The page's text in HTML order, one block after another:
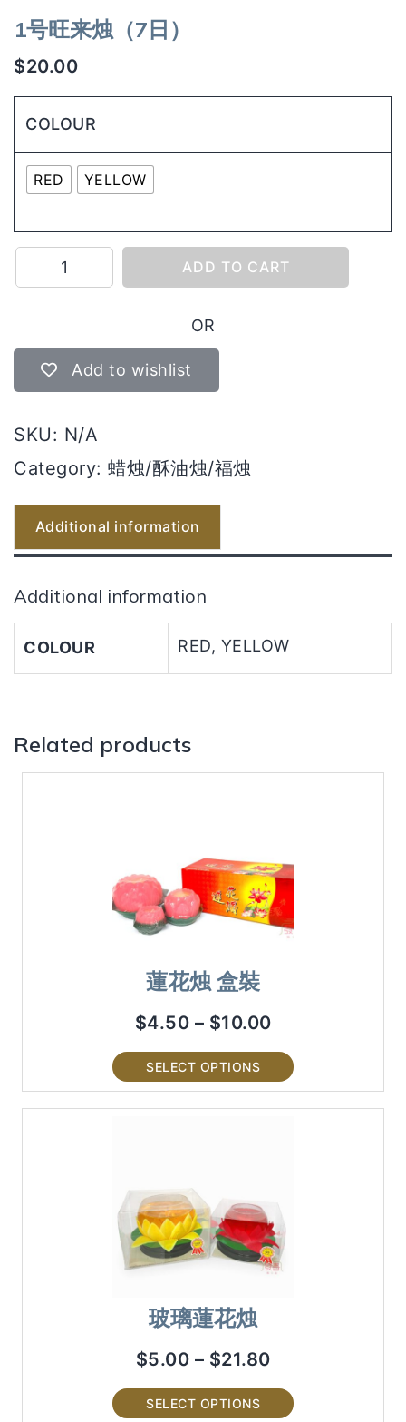
1号旺来烛（7日）
$20.00
COLOUR
RED YELLOW
号
（7
quantity
ADD TO CART
OR
Add to wishlist
SKU: N/A
Category: 蜡烛/酥油烛/福烛
Additional information
Additional information
COLOUR RED, YELLOW
Related products
蓮花烛 盒裝
$4.50 – $10.00
SELECT OPTIONS
玻璃蓮花烛
$5.00 – $21.80
SELECT OPTIONS